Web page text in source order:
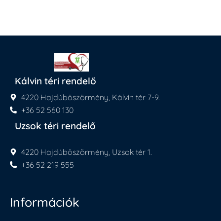
Kálvin téri rendelő
4220 Hajdúböszörmény, Kálvin tér 7-9.
+36 52 560 130
Uzsok téri rendelő
4220 Hajdúböszörmény, Uzsok tér 1.
+36 52 219 555
Információk